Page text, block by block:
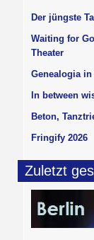
Der jüngste
Waiting for
Theater
Genealogia
In between
Beton,
Fringify 2026
Zuletzt